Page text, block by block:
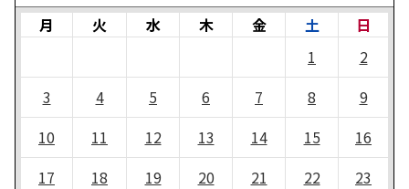
月 火 水 木 金 土
日
1
2
3
4 5 6 7 8
9
10
11 12 13 14 15
16
17
18 19 20 21 22
23